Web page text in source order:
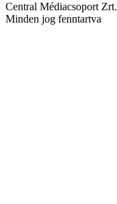
Central Médiacsoport Zrt.
Minden jog fenntartva